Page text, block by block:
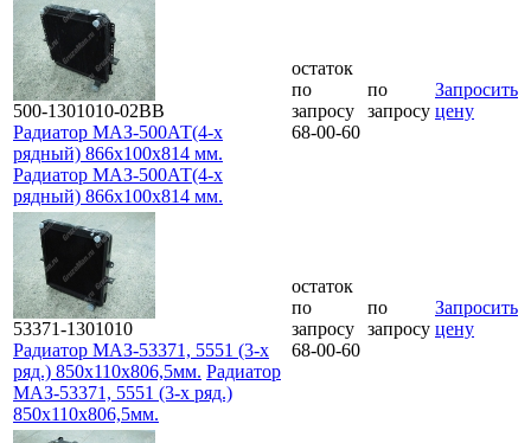
500-1301010-02ВВ
Радиатор МАЗ-500АТ(4-х
рядный) 866х100х814 мм.
Радиатор МАЗ-500АТ(4-х
рядный) 866х100х814 мм.
остаток
по
запросу
68-00-60
по
запросу
Запросить
цену
53371-1301010
Радиатор МАЗ-53371, 5551 (3-х
ряд.) 850x110x806,5мм. Радиатор
МАЗ-53371, 5551 (3-х ряд.)
850x110x806,5мм.
остаток
по
запросу
68-00-60
по
запросу
Запросить
цену